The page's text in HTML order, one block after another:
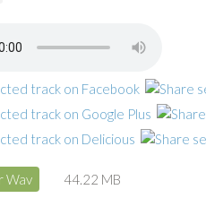
Wav 44.22 MB